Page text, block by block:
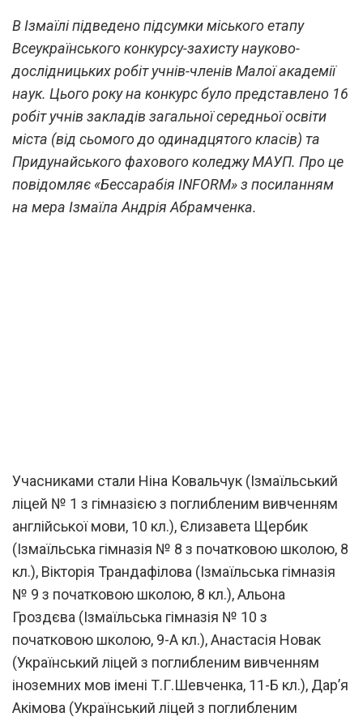
В Ізмаїлі підведено підсумки міського етапу
Всеукраїнського конкурсу-захисту науково-
дослідницьких робіт учнів-членів Малої академії
наук. Цього року на конкурс було представлено 16
робіт учнів закладів загальної середньої освіти
міста (від сьомого до одинадцятого класів) та
Придунайського фахового коледжу МАУП. Про це
повідомляє «Бессарабія INFORM» з посиланням
на мера Ізмаїла Андрія Абрамченка.
Учасниками стали Ніна Ковальчук (Ізмаїльський
ліцей № 1 з гімназією з поглибленим вивченням
англійської мови, 10 кл.), Єлизавета Щербик
(Ізмаїльська гімназія № 8 з початковою школою, 8
кл.), Вікторія Трандафілова (Ізмаїльська гімназія
№ 9 з початковою школою, 8 кл.), Альона
Гроздєва (Ізмаїльська гімназія № 10 з
початковою школою, 9-А кл.), Анастасія Новак
(Український ліцей з поглибленим вивченням
іноземних мов імені Т.Г.Шевченка, 11-Б кл.), Дарʼя
Акімова (Український ліцей з поглибленим